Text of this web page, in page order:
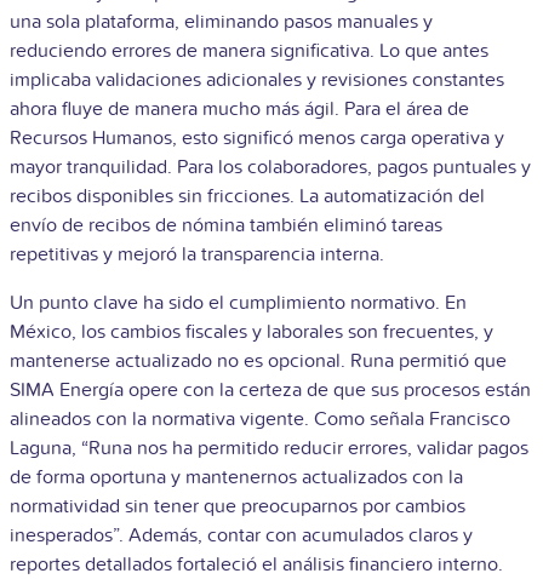
una sola plataforma, eliminando pasos manuales y
reduciendo errores de manera significativa. Lo que antes
implicaba validaciones adicionales y revisiones constantes
ahora fluye de manera mucho más ágil. Para el área de
Recursos Humanos, esto significó menos carga operativa y
mayor tranquilidad. Para los colaboradores, pagos puntuales y
recibos disponibles sin fricciones. La automatización del
envío de recibos de nómina también eliminó tareas
repetitivas y mejoró la transparencia interna.
Un punto clave ha sido el cumplimiento normativo. En
México, los cambios fiscales y laborales son frecuentes, y
mantenerse actualizado no es opcional. Runa permitió que
SIMA Energía opere con la certeza de que sus procesos están
alineados con la normativa vigente. Como señala Francisco
Laguna, “Runa nos ha permitido reducir errores, validar pagos
de forma oportuna y mantenernos actualizados con la
normatividad sin tener que preocuparnos por cambios
inesperados”. Además, contar con acumulados claros y
reportes detallados fortaleció el análisis financiero interno.